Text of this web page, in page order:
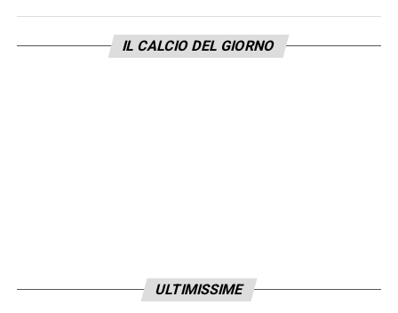
squadre molto forti».
IL CALCIO DEL GIORNO
ULTIMISSIME